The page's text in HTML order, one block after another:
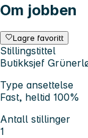
Om jobben
Lagre favoritt
Stillingstittel
Butikksjef
Type ansettelse
Fast, heltid 100%
Antall stillinger
1